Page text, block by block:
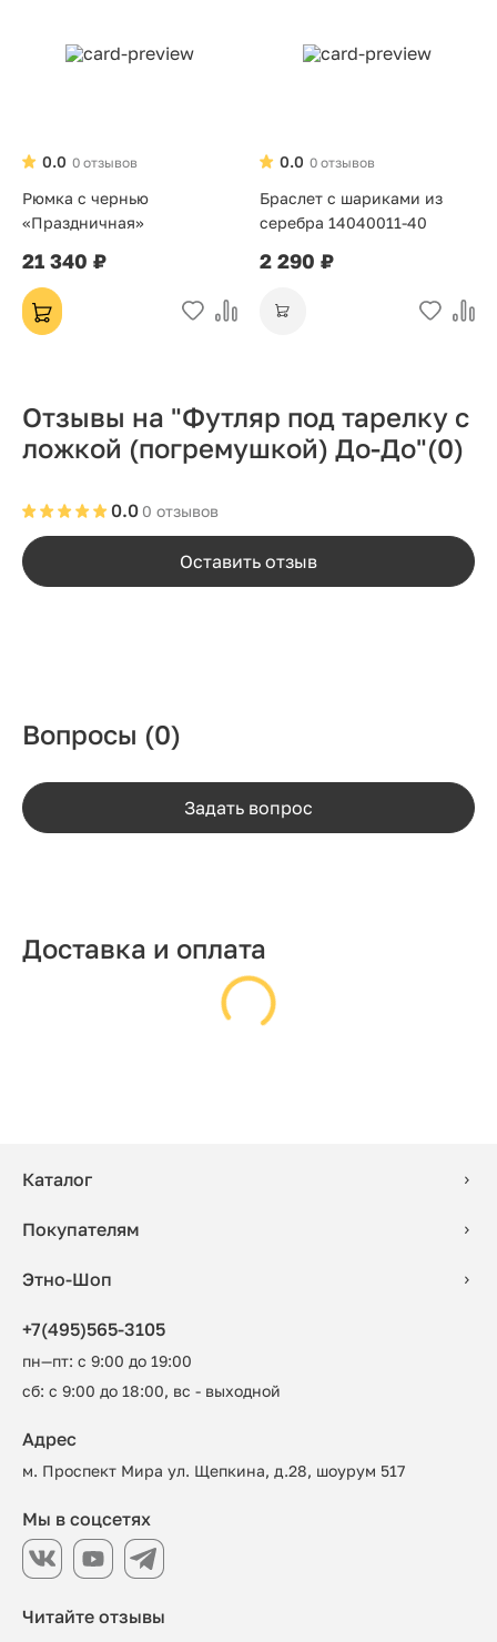
0 отзывов
0.0
Рюмка с чернью
«Праздничная»
21 340 ₽
0 отзывов
0.0
Браслет с шариками из
серебра 14040011-40
2 290 ₽
Отзывы на "Футляр под тарелку с
ложкой (погремушкой) До-До"(0)
0 отзывов
0.0
Оставить отзыв
Вопросы (0)
Задать вопрос
Доставка и оплата
Каталог
Покупателям
Этно-Шоп
+7(495)565-3105
пн—пт: с 9:00 до 19:00
сб: с 9:00 до 18:00, вс - выходной
Читайте отзывы
Адрес
м. Проспект Мира ул. Щепкина, д.28, шоурум 517
Мы в соцсетях